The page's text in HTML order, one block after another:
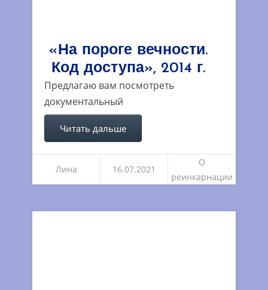
«На пороге вечности.
Код доступа», 2014 г.
Предлагаю вам посмотреть
документальный
Читать дальше
Лина 16.07.2021
О
реинкарнации